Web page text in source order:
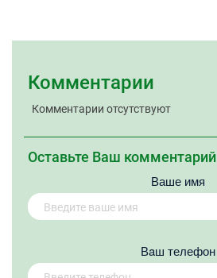
Комментарии
Комментарии отсутствуют
Оставьте Ваш комментарий
Ваше имя
Вaш телефон